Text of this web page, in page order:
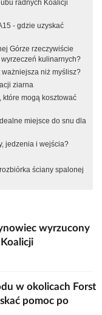
radnych Koalicji
- gdzie uzyskać
Górze rzeczywiście
kulinarnych?
niż myślisz?
ziarna
które mogą kosztować
miejsce do snu dla
jedzenia i wejścia?
ściany spalonej
wyrzucony
w okolicach Forst
pomoc po